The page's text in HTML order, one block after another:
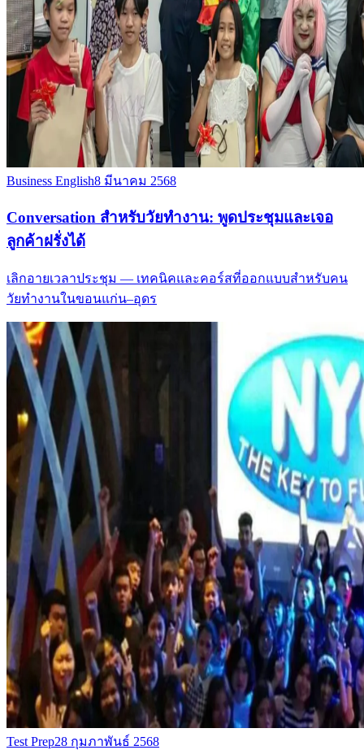
Business English8 มีนาคม 2568
Conversation สำหรับวัยทำงาน: พูดประชุมและเจอ
ลูกค้าฝรั่งได้
เลิกอายเวลาประชุม — เทคนิคและคอร์สที่ออกแบบสำหรับคน
วัยทำงานในขอนแก่น–อุดร
Test Prep28 กุมภาพันธ์ 2568